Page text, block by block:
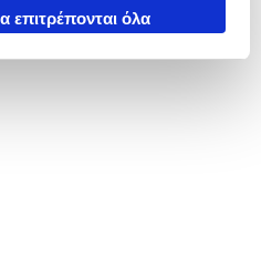
επιτρέπονται όλα